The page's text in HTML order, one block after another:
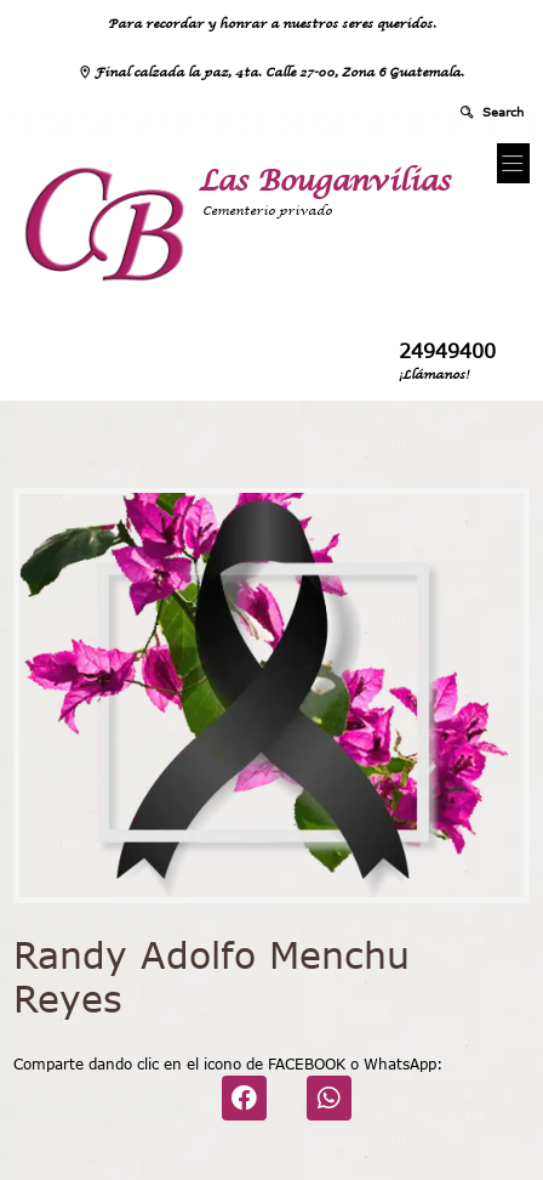
Para recordar y honrar a nuestros seres queridos.
Final calzada la paz, 4ta. Calle 27-00, Zona 6 Guatemala.
Las Bouganvilias
Cementerio privado
24949400
¡Llámanos!
Randy Adolfo Menchu
Reyes
Comparte dando clic en el icono de FACEBOOK o WhatsApp: